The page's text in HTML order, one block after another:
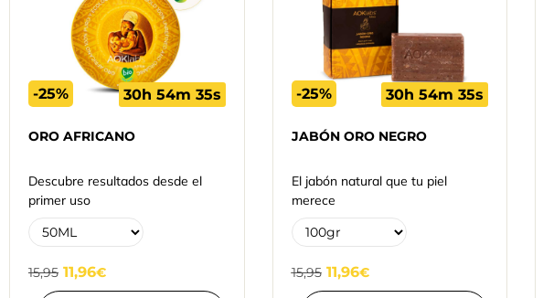
-25% 30h 54m 34s
ORO AFRICANO
Descubre resultados desde el
primer uso
15,95 11,96€
-25% 30h 54m 34s
JABÓN ORO NEGRO
El jabón natural que tu piel
merece
15,95 11,96€